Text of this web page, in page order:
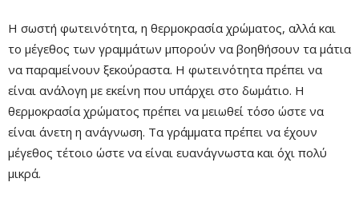
Η σωστή φωτεινότητα, η θερμοκρασία χρώματος, αλλά και
το μέγεθος των γραμμάτων μπορούν να βοηθήσουν τα μάτια
να παραμείνουν ξεκούραστα. Η φωτεινότητα πρέπει να
είναι ανάλογη με εκείνη που υπάρχει στο δωμάτιο. Η
θερμοκρασία χρώματος πρέπει να μειωθεί τόσο ώστε να
είναι άνετη η ανάγνωση. Tα γράμματα πρέπει να έχουν
μέγεθος τέτοιο ώστε να είναι ευανάγνωστα και όχι πολύ
μικρά.